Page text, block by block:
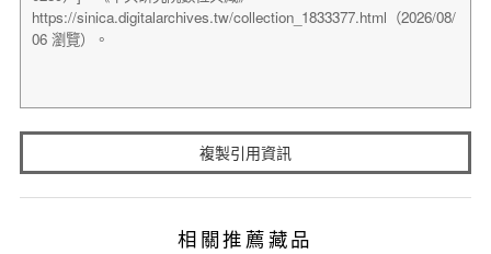
複製引用資訊
相關推薦藏品